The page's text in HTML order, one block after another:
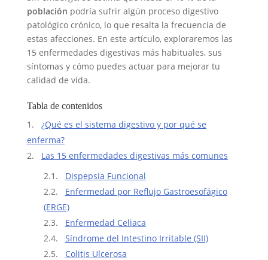
población podría sufrir algún proceso digestivo
patológico crónico, lo que resalta la frecuencia de
estas afecciones. En este artículo, exploraremos las
15 enfermedades digestivas más habituales, sus
síntomas y cómo puedes actuar para mejorar tu
calidad de vida.
Tabla de contenidos
¿Qué es el sistema digestivo y por qué se
enferma?
Las 15 enfermedades digestivas más comunes
Dispepsia Funcional
Enfermedad por Reflujo Gastroesofágico
(ERGE)
Enfermedad Celiaca
Síndrome del Intestino Irritable (SII)
Colitis Ulcerosa